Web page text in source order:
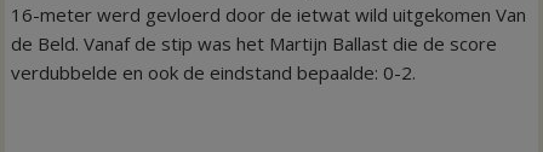
16-meter werd gevloerd door de ietwat wild uitgekomen Van
de Beld. Vanaf de stip was het Martijn Ballast die de score
verdubbelde en ook de eindstand bepaalde: 0-2.